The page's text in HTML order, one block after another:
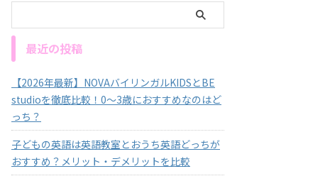
最近の投稿
【2026年最新】NOVAバイリンガルKIDSとBE
studioを徹底比較！0～3歳におすすめなのはど
っち？
子どもの英語は英語教室とおうち英語どっちが
おすすめ？メリット・デメリットを比較